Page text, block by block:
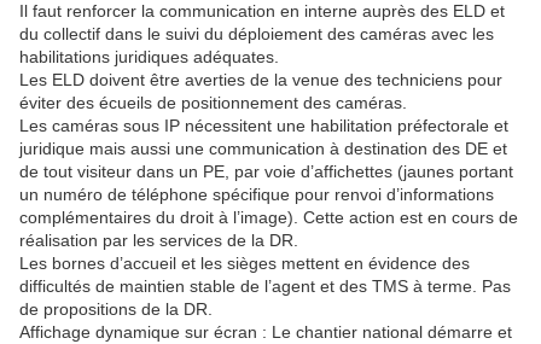
Il faut renforcer la communication en interne auprès des ELD et
du collectif dans le suivi du déploiement des caméras avec les
habilitations juridiques adéquates.
Les ELD doivent être averties de la venue des techniciens pour
éviter des écueils de positionnement des caméras.
Les caméras sous IP nécessitent une habilitation préfectorale et
juridique mais aussi une communication à destination des DE et
de tout visiteur dans un PE, par voie d’affichettes (jaunes portant
un numéro de téléphone spécifique pour renvoi d’informations
complémentaires du droit à l’image). Cette action est en cours de
réalisation par les services de la DR.
Les bornes d’accueil et les sièges mettent en évidence des
difficultés de maintien stable de l’agent et des TMS à terme. Pas
de propositions de la DR.
Affichage dynamique sur écran : Le chantier national démarre et